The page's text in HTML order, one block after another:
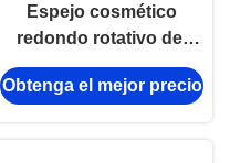
Espejo cosmético
redondo rotativo del
pequeño espejo
redondo de cuero del
Obtenga el mejor precio